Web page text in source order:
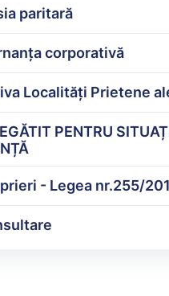
paritară
corporativă
Localități Prietene
PENTRU
- Legea nr.255/